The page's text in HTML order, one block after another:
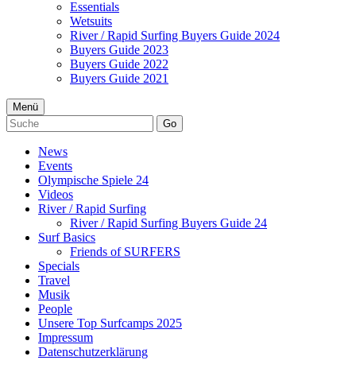
Essentials
Wetsuits
River / Rapid Surfing Buyers Guide 2024
Buyers Guide 2023
Buyers Guide 2022
Buyers Guide 2021
Menü
Go
News
Events
Olympische Spiele 24
Videos
River / Rapid Surfing
River / Rapid Surfing Buyers Guide 24
Surf Basics
Friends of SURFERS
Specials
Travel
Musik
People
Unsere Top Surfcamps 2025
Impressum
Datenschutzerklärung